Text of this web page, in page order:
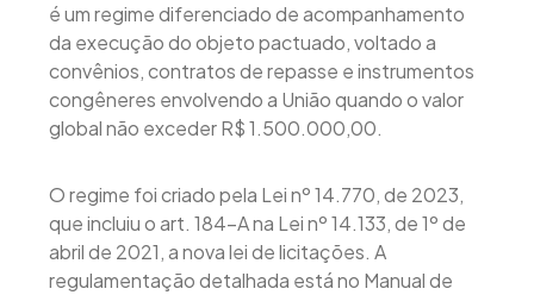
é um regime diferenciado de acompanhamento
da execução do objeto pactuado, voltado a
convênios, contratos de repasse e instrumentos
congêneres envolvendo a União quando o valor
global não exceder R$ 1.500.000,00.
O regime foi criado pela Lei nº 14.770, de 2023,
que incluiu o art. 184-A na Lei nº 14.133, de 1º de
abril de 2021, a nova lei de licitações. A
regulamentação detalhada está no Manual de